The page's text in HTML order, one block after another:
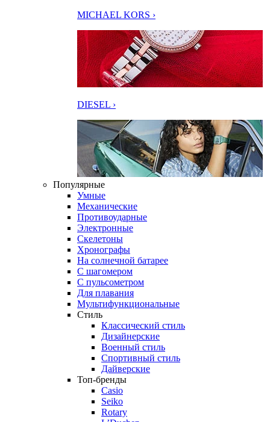
MICHAEL KORS ›
DIESEL ›
Популярные
Умные
Механические
Противоударные
Электронные
Скелетоны
Хронографы
На солнечной батарее
С шагомером
С пульсометром
Для плавания
Мультифункциональные
Стиль
Классический стиль
Дизайнерские
Военный стиль
Спортивный стиль
Дайверские
Топ-бренды
Casio
Seiko
Rotary